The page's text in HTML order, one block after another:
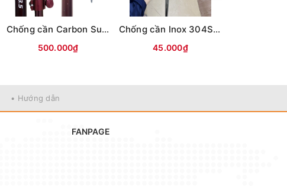
Chống cần Carbon Surf Leader
500.000₫
Chống cần Inox 304S thân to(Đầu Inox)
45.000₫
• Hướng dẫn
FANPAGE